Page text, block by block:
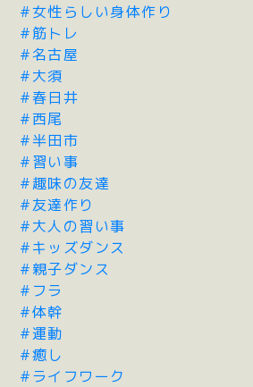
#女性らしい身体作り
#筋トレ
#名古屋
#大須
#春日井
#西尾
#半田市
#習い事
#趣味の友達
#友達作り
#大人の習い事
#キッズダンス
#親子ダンス
#フラ
#体幹
#運動
#癒し
#ライフワーク